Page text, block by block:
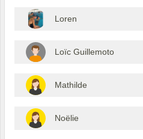
Loren
Loïc Guillemoto
Mathilde
Noëlie